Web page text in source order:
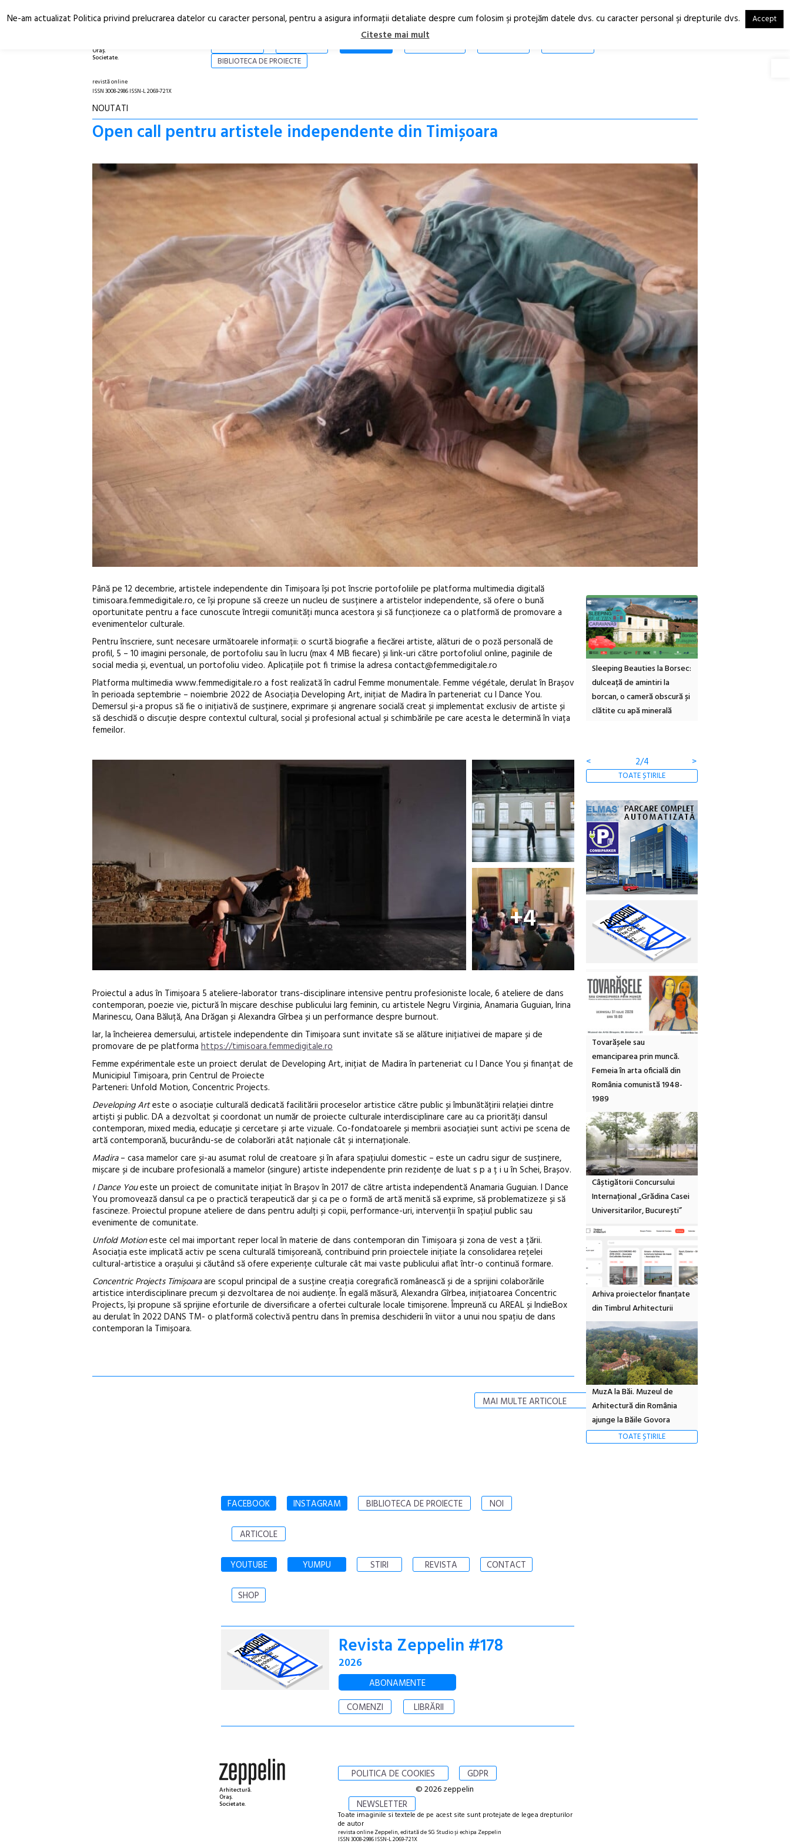
Oraș.
Societate.
RO
EN
STIRI
BIBLIOTECA DE PROIECTE
revistă online
ISSN 3008-2986 ISSN-L 2069-721X
NOUTATI
Open call pentru artistele independente din Timișoara
Până pe 12 decembrie, artistele independente din Timișoara își pot înscrie portofoliile pe platforma multimedia digitală
timisoara.femmedigitale.ro, ce își propune să creeze un nucleu de susținere a artistelor independente, să ofere o bună
oportunitate pentru a face cunoscute întregii comunități munca acestora și să funcționeze ca o platformă de promovare a
evenimentelor culturale.
Pentru înscriere, sunt necesare următoarele informații: o scurtă biografie a fiecărei artiste, alături de o poză personală de
profil, 5 – 10 imagini personale, de portofoliu sau în lucru (max 4 MB fiecare) și link-uri către portofoliul online, paginile de
social media și, eventual, un portofoliu video. Aplicațiile pot fi trimise la adresa contact@femmedigitale.ro
Platforma multimedia www.femmedigitale.ro a fost realizată în cadrul Femme monumentale. Femme végétale, derulat în Brașov
în perioada septembrie – noiembrie 2022 de Asociația Developing Art, inițiat de Madira în parteneriat cu I Dance You.
Demersul și-a propus să fie o inițiativă de susținere, exprimare și angrenare socială creat și implementat exclusiv de artiste și
să deschidă o discuție despre contextul cultural, social și profesional actual și schimbările pe care acesta le determină în viața
femeilor.
+4
Proiectul a adus în Timișoara 5 ateliere-laborator trans-disciplinare intensive pentru profesioniste locale, 6 ateliere de dans
contemporan, poezie vie, pictură în mișcare deschise publicului larg feminin, cu artistele Negru Virginia, Anamaria Guguian, Irina
Marinescu, Oana Băluță, Ana Drăgan și Alexandra Gîrbea și un performance despre burnout.
Iar, la încheierea demersului, artistele independente din Timișoara sunt invitate să se alăture inițiativei de mapare și de
promovare de pe platforma https://timisoara.femmedigitale.ro
Femme expérimentale este un proiect derulat de Developing Art, inițiat de Madira în parteneriat cu I Dance You și finanțat de
Municipiul Timișoara, prin Centrul de Proiecte
Parteneri: Unfold Motion, Concentric Projects.
Developing Arteste o asociație culturală dedicată facilitării proceselor artistice către public și îmbunătățirii relației dintre
artiști și public. DA a dezvoltat și coordonat un număr de proiecte culturale interdisciplinare care au ca priorități dansul
contemporan, mixed media, educație și cercetare și arte vizuale. Co-fondatoarele și membrii asociației sunt activi pe scena de
artă contemporană, bucurându-se de colaborări atât naționale cât și internaționale.
Madira– casa mamelor care și-au asumat rolul de creatoare și în afara spațiului domestic – este un cadru sigur de susținere,
mișcare și de incubare profesională a mamelor (singure) artiste independente prin rezidențe de luat s p a ț i u în Schei, Brașov.
I Dance Youeste un proiect de comunitate inițiat în Brașov în 2017 de către artista independentă Anamaria Guguian. I Dance
You promovează dansul ca pe o practică terapeutică dar și ca pe o formă de artă menită să exprime, să problematizeze și să
fascineze. Proiectul propune ateliere de dans pentru adulți și copii, performance-uri, intervenții în spațiul public sau
evenimente de comunitate.
Unfold Motioneste cel mai important reper local în materie de dans contemporan din Timișoara și zona de vest a țării.
Asociația este implicată activ pe scena culturală timișoreană, contribuind prin proiectele inițiate la consolidarea rețelei
cultural-artistice a orașului și căutând să ofere experiențe culturale cât mai vaste publicului aflat într-o continuă formare.
Concentric Projects Timișoaraare scopul principal de a susține creația coregrafică românească și de a sprijini colaborările
artistice interdisciplinare precum și dezvoltarea de noi audiențe. În egală măsură, Alexandra Gîrbea, inițiatoarea Concentric
Projects, își propune să sprijine eforturile de diversificare a ofertei culturale locale timișorene. Împreună cu AREAL și IndieBox
au derulat în 2022 DANS TM- o platformă colectivă pentru dans în premisa deschiderii în viitor a unui nou spațiu de dans
contemporan la Timișoara.
MAI MULTE ARTICOLE
Festivalul Cinemascop
revine la Eforie Sud cu a IX-a
ediție
Sleeping Beauties la Borsec:
dulceață de amintiri la
borcan, o cameră obscură și
clătite cu apă minerală
Festivalul Strada
Armenească #10: concerte,
ateliere și întâlniri în Grădina
Botanică
<
3/4 >
TOATE ȘTIRILE
Tovarășele sau
emanciparea prin muncă.
Femeia în arta oficială din
România comunistă 1948-
1989
Câștigătorii Concursului
Internațional „Grădina Casei
Universitarilor, București”
Arhiva proiectelor finanțate
din Timbrul Arhitecturii
MuzA la Băi. Muzeul de
Arhitectură din România
ajunge la Băile Govora
TOATE ȘTIRILE
FACEBOOK INSTAGRAM BIBLIOTECA DE PROIECTE NOI
ARTICOLE
YOUTUBE YUMPU STIRI REVISTA CONTACT
SHOP
Revista Zeppelin #178
2026
ABONAMENTE
COMENZI
LIBRĂRII
Arhitectură.
Oraș.
Societate.
POLITICA DE COOKIES GDPR
NEWSLETTER
© 2026 zeppelin
Toate imaginile si textele de pe acest site sunt protejate de legea drepturilor
de autor
revista online Zeppelin, editată de SG Studio și echipa Zeppelin
ISSN 3008-2986 ISSN-L 2069-721X
Ne-am actualizat Politica privind prelucrarea datelor cu caracter personal, pentru a asigura informaţii detaliate despre cum folosim şi protejăm datele dvs. cu caracter personal şi drepturile dvs. Accept
Citeste mai mult